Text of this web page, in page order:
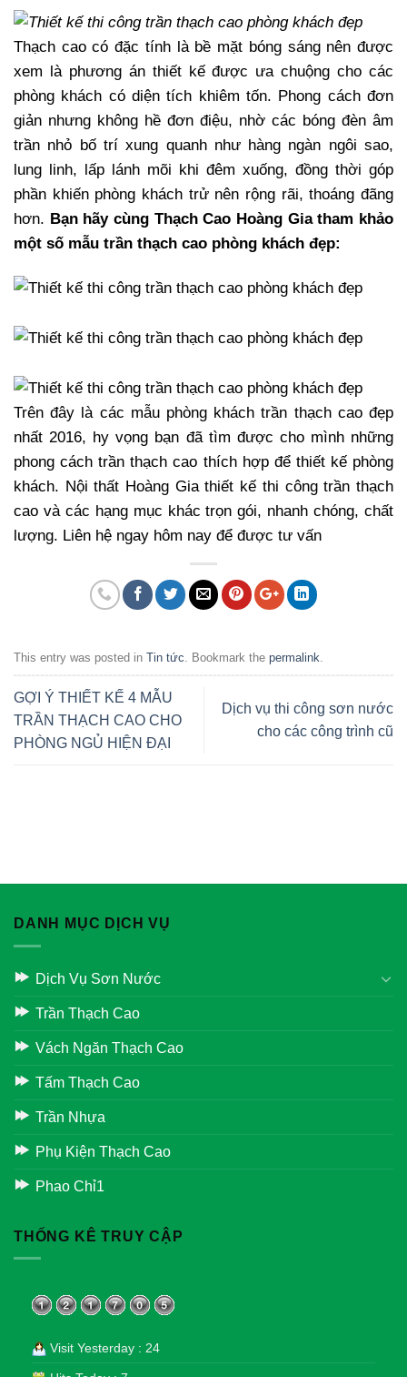
Thạch cao có đặc tính là bề mặt bóng sáng nên được
xem là phương án thiết kế được ưa chuộng cho các
phòng khách có diện tích khiêm tốn. Phong cách đơn
giản nhưng không hề đơn điệu, nhờ các bóng đèn âm
trần nhỏ bố trí xung quanh như hàng ngàn ngôi sao,
lung linh, lấp lánh mõi khi đêm xuống, đồng thời góp
phần khiến phòng khách trử nên rộng rãi, thoáng đãng
hơn. Bạn hãy cùng Thạch Cao Hoàng Gia tham khảo
một số mẫu trần thạch cao phòng khách đẹp:
Trên đây là các mẫu phòng khách trần thạch cao đẹp
nhất 2016, hy vọng bạn đã tìm được cho mình những
phong cách trần thạch cao thích hợp để thiết kế phòng
khách. Nội thất Hoàng Gia thiết kế thi công trần thạch
cao và các hạng mục khác trọn gói, nhanh chóng, chất
lượng. Liên hệ ngay hôm nay để được tư vấn
This entry was posted in Tin tức. Bookmark the permalink.
GỢI Ý THIẾT KẾ 4 MẪU
TRẦN THẠCH CAO CHO
PHÒNG NGỦ HIỆN ĐẠI
Dịch vụ thi công sơn nước
cho các công trình cũ
DANH MỤC DỊCH VỤ
Dịch Vụ Sơn Nước
Trần Thạch Cao
Vách Ngăn Thạch Cao
Tấm Thạch Cao
Trần Nhựa
Phụ Kiện Thạch Cao
Phao Chỉ1
THỐNG KÊ TRUY CẬP
Visit Yesterday : 24